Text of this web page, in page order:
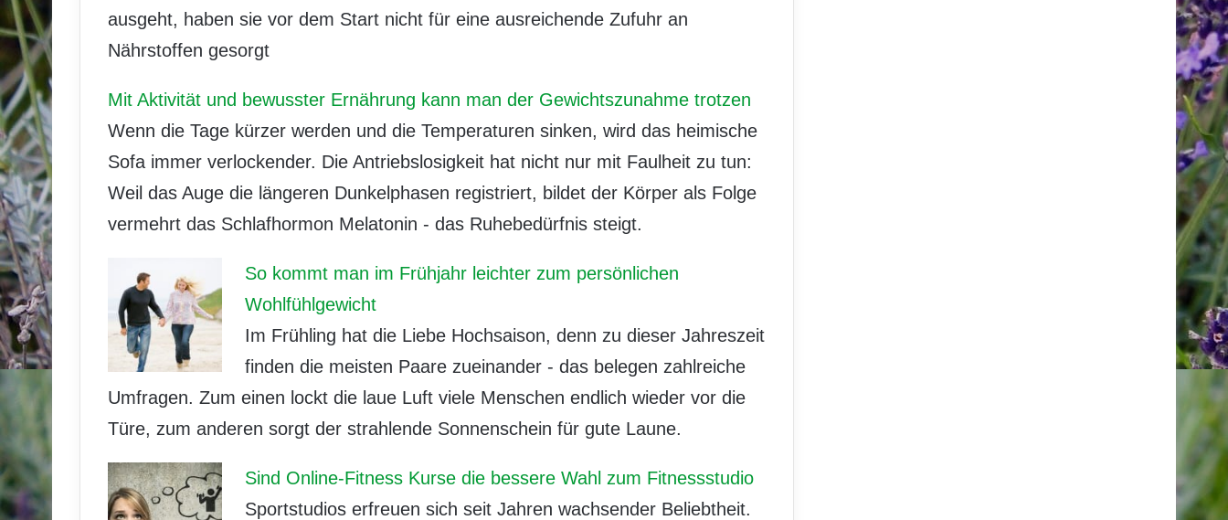
ausgeht, haben sie vor dem Start nicht für eine ausreichende Zufuhr an
Nährstoffen gesorgt
Mit Aktivität und bewusster Ernährung kann man der Gewichtszunahme trotzen
Wenn die Tage kürzer werden und die Temperaturen sinken, wird das heimische
Sofa immer verlockender. Die Antriebslosigkeit hat nicht nur mit Faulheit zu tun:
Weil das Auge die längeren Dunkelphasen registriert, bildet der Körper als Folge
vermehrt das Schlafhormon Melatonin - das Ruhebedürfnis steigt.
So kommt man im Frühjahr leichter zum persönlichen
Wohlfühlgewicht
Im Frühling hat die Liebe Hochsaison, denn zu dieser Jahreszeit
finden die meisten Paare zueinander - das belegen zahlreiche
Umfragen. Zum einen lockt die laue Luft viele Menschen endlich wieder vor die
Türe, zum anderen sorgt der strahlende Sonnenschein für gute Laune.
Sind Online-Fitness Kurse die bessere Wahl zum Fitnessstudio
Sportstudios erfreuen sich seit Jahren wachsender Beliebtheit.